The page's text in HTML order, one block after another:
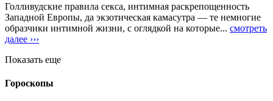
Голливудские правила секса, интимная раскрепощенность
Западной Европы, да экзотическая камасутра — те немногие
образчики интимной жизни, с оглядкой на которые... смотреть
далее ›››
Показать еще
Гороскопы